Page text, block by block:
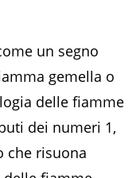
un segno
gemella o
delle fiamme
dei numeri 1,
che risuona